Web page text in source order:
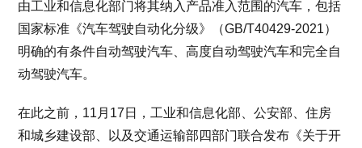
由工业和信息化部门将其纳入产品准入范围的汽车，包括
国家标准《汽车驾驶自动化分级》（GB/T40429-2021）
明确的有条件自动驾驶汽车、高度自动驾驶汽车和完全自
动驾驶汽车。
在此之前，11月17日，工业和信息化部、公安部、住房
和城乡建设部、以及交通运输部四部门联合发布《关于开